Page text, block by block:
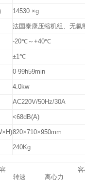
14530 ×g
法国泰康压缩机组、无氟
-20℃～+40℃
±1℃
0-99h59min
4.0kw
AC220V/50Hz/30A
<68dB(A)
820×710×950mm
240Kg
转速 离心力
容